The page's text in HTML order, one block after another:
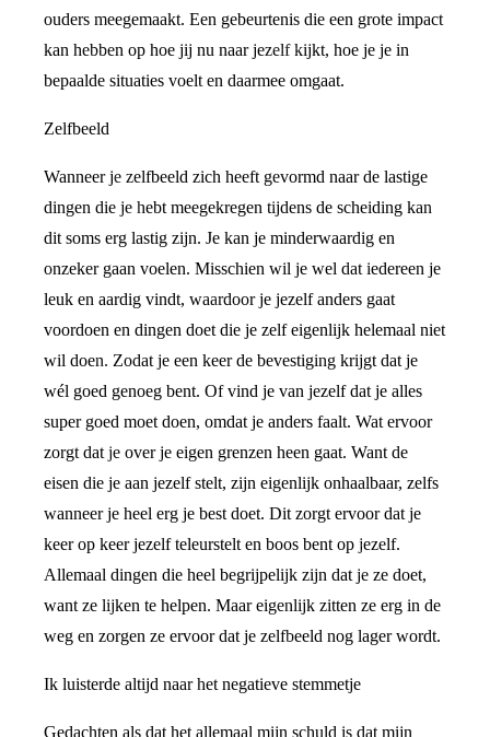
ouders meegemaakt. Een gebeurtenis die een grote impact
kan hebben op hoe jij nu naar jezelf kijkt, hoe je je in
bepaalde situaties voelt en daarmee omgaat.
Zelfbeeld
Wanneer je zelfbeeld zich heeft gevormd naar de lastige
dingen die je hebt meegekregen tijdens de scheiding kan
dit soms erg lastig zijn. Je kan je minderwaardig en
onzeker gaan voelen. Misschien wil je wel dat iedereen je
leuk en aardig vindt, waardoor je jezelf anders gaat
voordoen en dingen doet die je zelf eigenlijk helemaal niet
wil doen. Zodat je een keer de bevestiging krijgt dat je
wél goed genoeg bent. Of vind je van jezelf dat je alles
super goed moet doen, omdat je anders faalt. Wat ervoor
zorgt dat je over je eigen grenzen heen gaat. Want de
eisen die je aan jezelf stelt, zijn eigenlijk onhaalbaar, zelfs
wanneer je heel erg je best doet. Dit zorgt ervoor dat je
keer op keer jezelf teleurstelt en boos bent op jezelf.
Allemaal dingen die heel begrijpelijk zijn dat je ze doet,
want ze lijken te helpen. Maar eigenlijk zitten ze erg in de
weg en zorgen ze ervoor dat je zelfbeeld nog lager wordt.
Ik luisterde altijd naar het negatieve stemmetje
Gedachten als dat het allemaal mijn schuld is dat mijn